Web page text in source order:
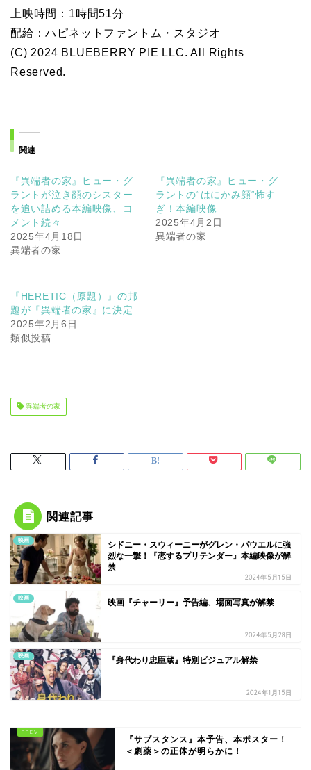
上映時間：1時間51分
配給：ハピネットファントム・スタジオ
(C) 2024 BLUEBERRY PIE LLC. All Rights
Reserved.
関連
『異端者の家』ヒュー・グ
ラントが泣き顔のシスター
を追い詰める本編映像、コ
メント続々
2025年4月18日
異端者の家
『異端者の家』ヒュー・グ
ラントの“はにかみ顔“怖す
ぎ！本編映像
2025年4月2日
異端者の家
『HERETIC（原題）』の邦
題が『異端者の家』に決定
2025年2月6日
類似投稿
異端者の家
関連記事
映画
シドニー・スウィーニーがグレン・パウエルに強
烈な一撃！『恋するプリテンダー』本編映像が解
禁
2024年5月15日
映画 映画『チャーリー』予告編、場面写真が解禁
2024年5月28日
映画 『身代わり忠臣蔵』特別ビジュアル解禁
2024年1月15日
『サブスタンス』本予告、本ポスター！
＜劇薬＞の正体が明らかに！